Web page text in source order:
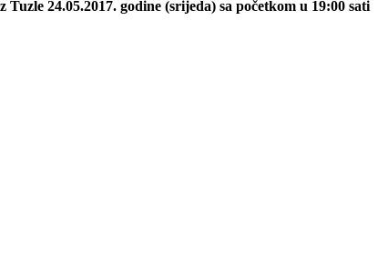
24.05.2017. godine (srijeda) sa početkom u 19:00 sati